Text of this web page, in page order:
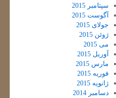
سپتامبر 2015
آگوست 2015
جولای 2015
ژوئن 2015
می 2015
آوریل 2015
مارس 2015
فوریه 2015
ژانویه 2015
دسامبر 2014